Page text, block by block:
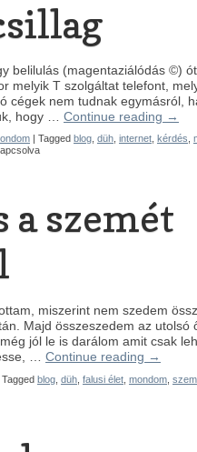
belilulás (magentaziálódás ©)
melyik T szolgáltat telefont,
cégek nem tudnak egymásról,
hogy … Continue reading →
| Tagged blog düh internet kérdés
a szemét
miszerint nem szedem
Majd összeszedem az utolsó
jól le is darálom amit csak
… Continue reading →
Tagged blog düh falusi élet mondom